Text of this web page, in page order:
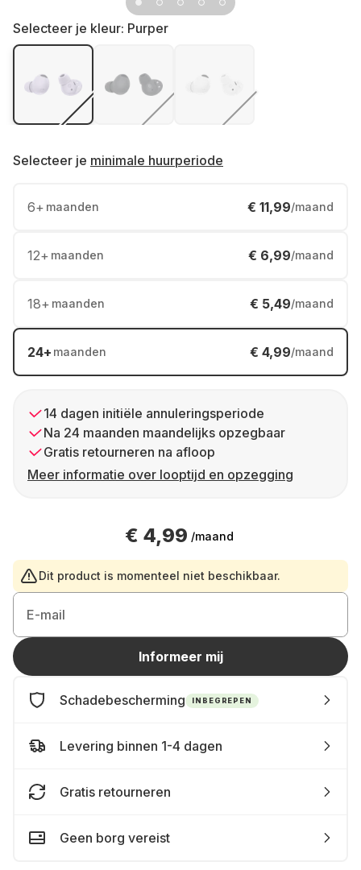
Selecteer je kleur: Purper
Selecteer je minimale huurperiode
6+ maanden € 11,99/maand
12+ maanden € 6,99/maand
18+ maanden € 5,49/maand
24+ maanden € 4,99/maand
14 dagen initiële annuleringsperiode
Na 24 maanden maandelijks opzegbaar
Gratis retourneren na afloop
Meer informatie over looptijd en opzegging
€ 4,99 /maand
Dit product is momenteel niet beschikbaar.
E-mail
Informeer mij
Schadebescherming INBEGREPEN
Levering binnen 1-4 dagen
Gratis retourneren
Geen borg vereist